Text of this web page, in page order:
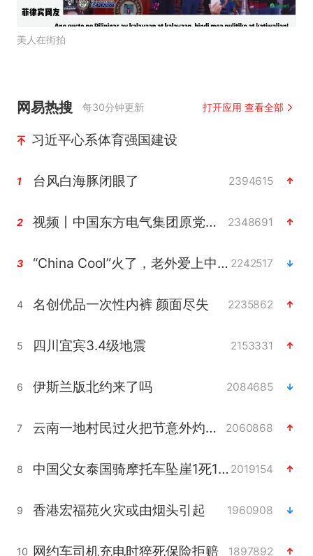
美人在街拍
网易热搜 每30分钟更新 打开应用 查看全部
习近平心系体育强国建设
1 台风白海豚闭眼了 2394615
2 视频丨中国东方电气集团原党组副书记、董事宋致远被查 2348691
3 “China Cool”火了，老外爱上中国避暑游 2242517
4 名创优品一次性内裤 颜面尽失 2235862
5 四川宜宾3.4级地震 2153331
6 伊斯兰版北约来了吗 2084685
7 云南一地村民过火把节意外灼伤16人 2060868
8 中国父女泰国骑摩托车坠崖1死1伤 2019154
9 香港宏福苑火灾或由烟头引起 1960908
10 网约车司机充电时猝死保险拒赔 1897892